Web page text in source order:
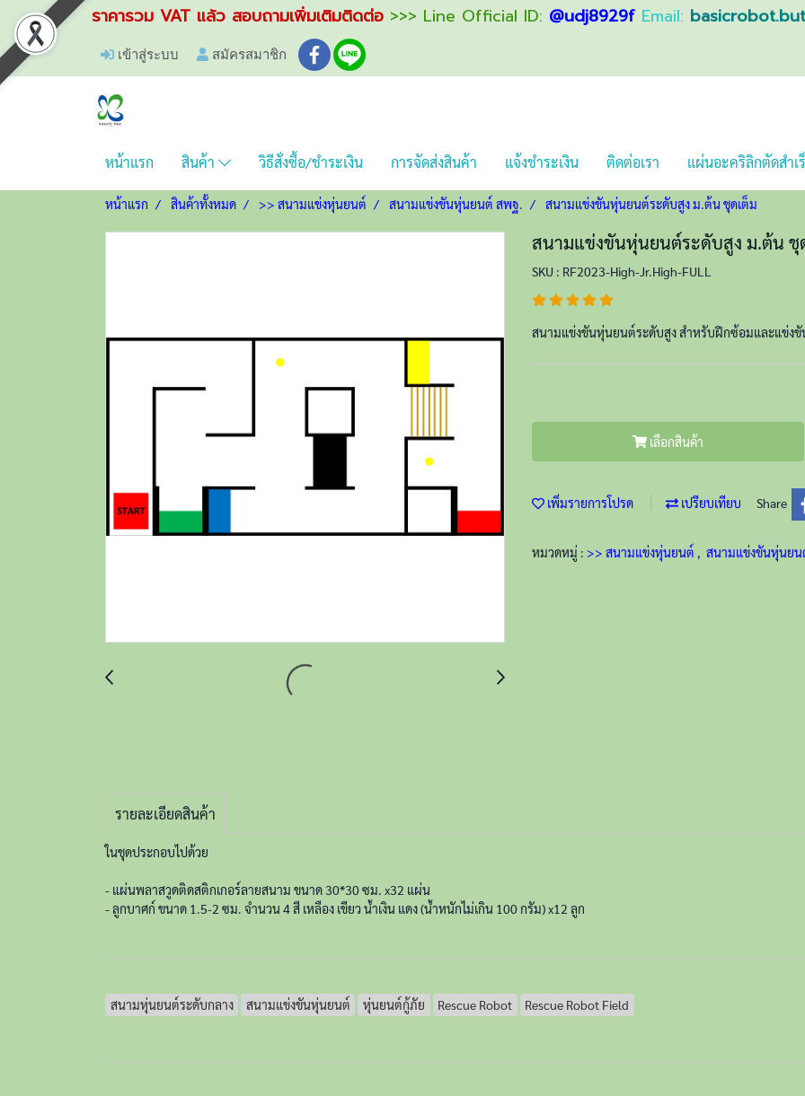
ราคารวม VAT แล้ว สอบถามเพิ่มเติมติดต่อ >>> Line Official ID: @udj8929f Email:
เข้าสู่ระบบ สมัครสมาชิก
หน้าแรก สินค้า วิธีสั่งซื้อ/ชำระเงิน การจัดส่งสินค้า แจ้งชำระเงิน ติดต่อเรา แผ่นอะคริลิกตัดสำเ
หน้าแรก สินค้าทั้งหมด >> สนามแข่งหุ่นยนต์ สนามแข่งขันหุ่นยนต์ สพฐ. สนามแข่งขันหุ่นยนต์ระดับสูง ม.ต้น ชุดเต็ม
สนามแข่งขันหุ่นยนต์ระดับสูง ม.ต้น ชุ
SKU : RF2023-High-Jr.High-FULL
สนามแข่งขันหุ่นยนต์ระดับสูง สำหรับฝึกซ้อมและแข่งขั
เลือกสินค้า
เพิ่มรายการโปรด เปรียบเทียบ Share
หมวดหมู่ : >> สนามแข่งหุ่นยนต์ สนามแข่งขันหุ่นยน
รายละเอียดสินค้า
ในชุดประกอบไปด้วย
- แผ่นพลาสวูดติดสติกเกอร์ลายสนาม ขนาด 30*30 ซม. x32 แผ่น
- ลูกบาศก์ ขนาด 1.5-2 ซม. จำนวน 4 สี เหลือง เขียว น้ำเงิน แดง (น้ำหนักไม่เกิน 100 กรัม) x12 ลูก
สนามหุ่นยนต์ระดับกลาง สนามแข่งขันหุ่นยนต์ หุ่นยนต์กู้ภัย Rescue Robot Rescue Robot Field